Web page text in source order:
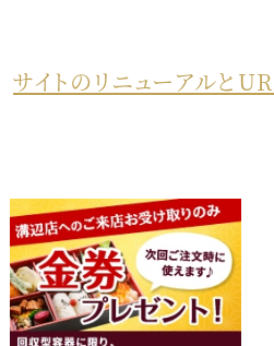
o
サイトのリニューアルと